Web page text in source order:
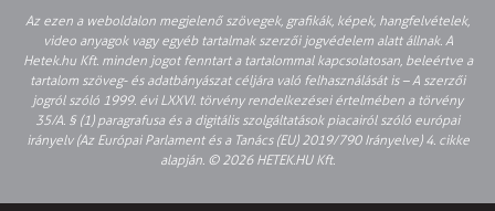
Az ezen a weboldalon megjelenő szövegek, grafikák, képek, hangfelvételek,
video anyagok vagy egyéb tartalmak szerzői jogvédelem alatt állnak. A
Hetek.hu Kft. minden jogot fenntart a tartalommal kapcsolatosan, beleértve a
tartalom szöveg- és adatbányászat céljára való felhasználását is – A szerzői
jogról szóló 1999. évi LXXVI. törvény rendelkezései értelmében a törvény
35/A. § (1) paragrafusa és a digitális szolgáltatások piacairól szóló európai
irányelv (Az Európai Parlament és a Tanács (EU) 2019/790 Irányelve) 4. cikke
alapján. © 2026 HETEK.HU Kft.